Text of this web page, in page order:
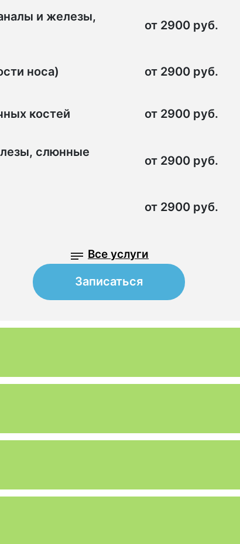
и железы,
от 2900 руб.
носа) от 2900 руб.
костей от 2900 руб.
слюнные
от 2900 руб.
от 2900 руб.
Все услуги
Записаться